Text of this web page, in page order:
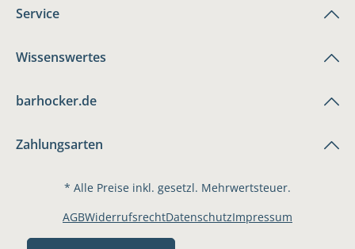
Service
Wissenswertes
barhocker.de
Zahlungsarten
* Alle Preise inkl. gesetzl. Mehrwertsteuer.
AGBWiderrufsrechtDatenschutzImpressum